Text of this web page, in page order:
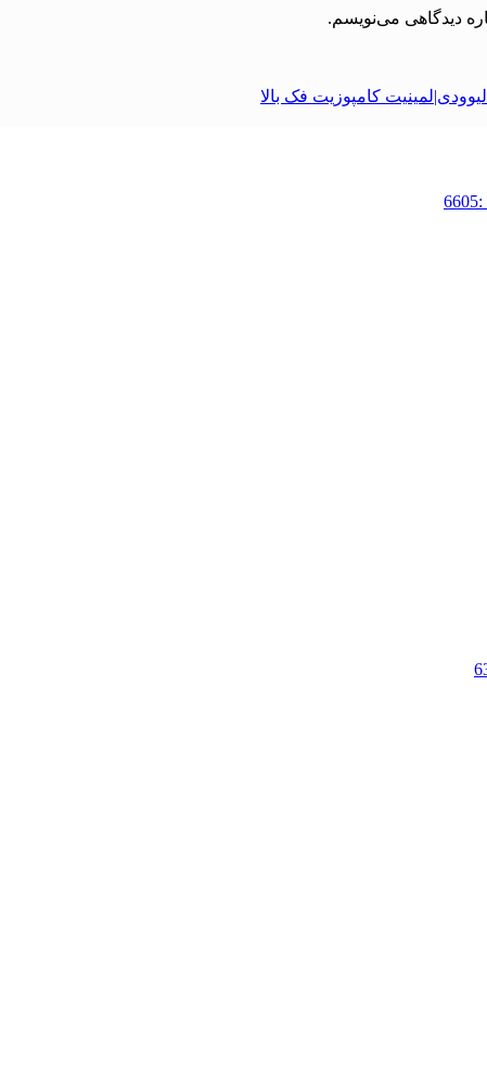
دیدگاهی می‌نویسم.
کامپوزیت فک بالا